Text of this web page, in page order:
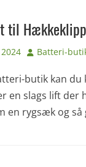
til
Forfatter
Batteri-
butik kan du
en slags lift
en rygsæk og